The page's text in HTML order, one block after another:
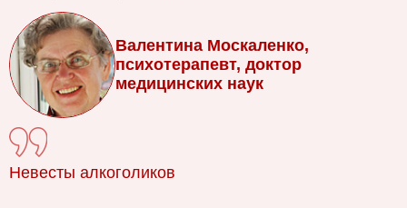
Валентина Москаленко,
психотерапевт, доктор
медицинских наук
Невесты алкоголиков